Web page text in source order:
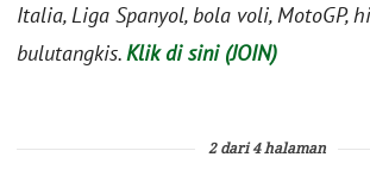
Italia, Liga Spanyol, bola voli, MotoGP,
bulutangkis.Klik di sini (JOIN)
2 dari 4 halaman